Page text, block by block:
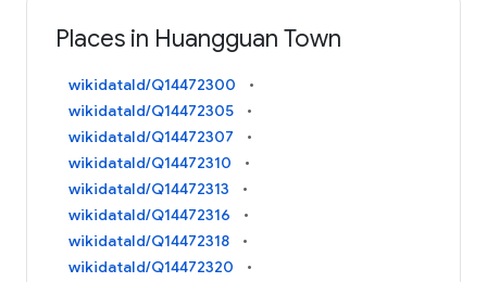
Places in Huangguan Town
wikidataId/Q14472300
wikidataId/Q14472305
wikidataId/Q14472307
wikidataId/Q14472310
wikidataId/Q14472313
wikidataId/Q14472316
wikidataId/Q14472318
wikidataId/Q14472320